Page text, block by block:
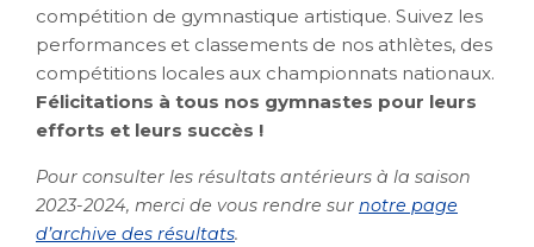
compétition de gymnastique artistique. Suivez les
performances et classements de nos athlètes, des
compétitions locales aux championnats nationaux.
Félicitations à tous nos gymnastes pour leurs
efforts et leurs succès !
Pour consulter les résultats antérieurs à la saison
2023-2024, merci de vous rendre sur notre page
d’archive des résultats.